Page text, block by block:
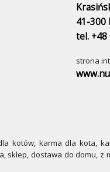
41-300
tel. +48
strona
kotów, karma dla kota,
dostawa do domu, z